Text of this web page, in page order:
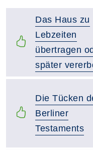
Das Haus zu
Lebzeiten
übertragen
später
Die Tücken
Berliner
Testaments